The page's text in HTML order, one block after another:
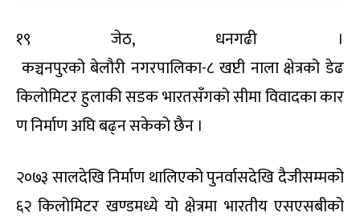
१९ जेठ, धनगढी ।
कञ्चनपुरको बेलौरी नगरपालिका-८ खप्टी नाला क्षेत्रको डेढ
किलोमिटर हुलाकी सडक भारतसँगको सीमा विवादका कार
ण निर्माण अघि बढ्न सकेको छैन ।
२०७३ सालदेखि निर्माण थालिएको पुनर्वासदेखि दैजीसम्मको
६२ किलोमिटर खण्डमध्ये यो क्षेत्रमा भारतीय एसएसबीको